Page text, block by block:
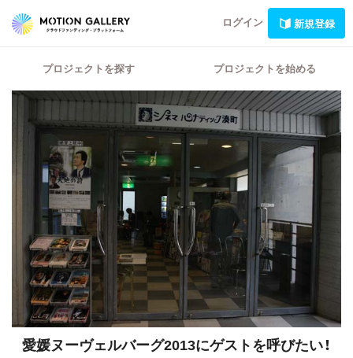
ログイン 新規登録
プロジェクトを探す プロジェクトを始める
愛媛ヌーヴェルバーグ2013にゲストを呼びたい！